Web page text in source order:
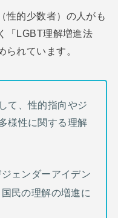
性的少数者）の人がも
「LGBT理解増進法
れています。
て、性的指向やジ
様性に関する理解
ェンダーアイデン
民の理解の増進に